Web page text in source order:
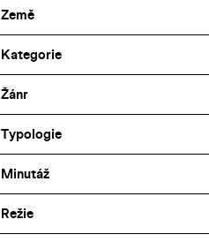
Země
Kategorie
Žánr
Typologie
Minutáž
Režie